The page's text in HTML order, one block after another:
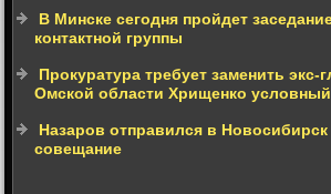
В Минске сегодня пройдет
контактной группы
Прокуратура требует заменить экс-
Омской области Хрищенко
Назаров отправился в Новосибирск
совещание